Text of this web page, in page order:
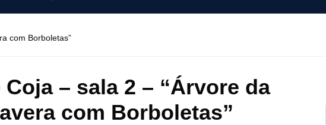
com Borboletas”
Coja – sala 2 – “Árvore da
com Borboletas”